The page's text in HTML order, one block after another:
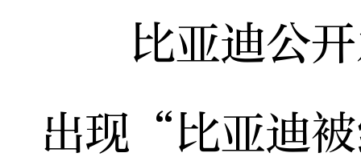
比亚迪公开
出现“比亚迪